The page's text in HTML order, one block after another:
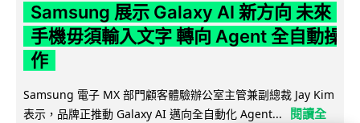
Samsung 展示 Galaxy AI 新方向 未來
手機毋須輸入文字 轉向 Agent 全自動操
作
Samsung 電子 MX 部門顧客體驗辦公室主管兼副總裁 Jay Kim
表示，品牌正推動 Galaxy AI 邁向全自動化 Agent...
閱讀全